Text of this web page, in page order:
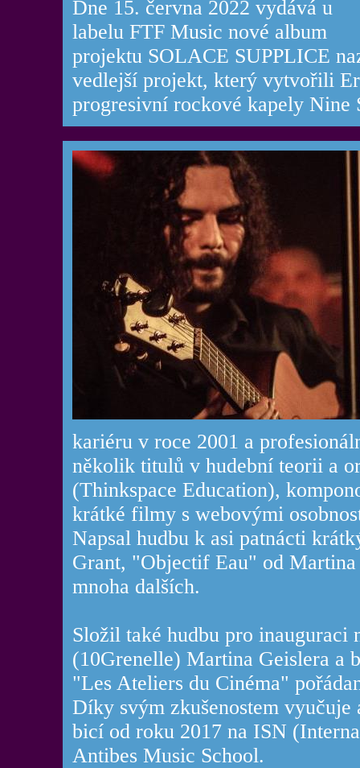
Dne 15. června 2022 vydává u
labelu FTF Music nové album
projektu SOLACE SUPPLICE
vedlejší projekt, který vytvořili
progresivní rockové kapely Nine
kariéru v roce 2001 a
několik titulů v hudební teorii a
(Thinkspace Education),
krátké filmy s webovými
Napsal hudbu k asi patnácti
Grant, "Objectif Eau" od
mnoha dalších.
Složil také hudbu pro inauguraci
(10Grenelle) Martina Geislera a
"Les Ateliers du Cinéma"
Díky svým zkušenostem
bicí od roku 2017 na ISN
Antibes Music School.